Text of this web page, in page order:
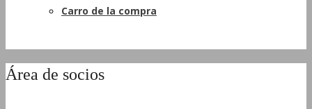
Carro de la compra
Área de socios